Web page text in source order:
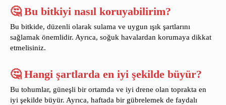
🤔 Bu bitkiyi nasıl koruyabilirim?
Bu bitkide, düzenli olarak sulama ve uygun ışık şartlarını
sağlamak önemlidir. Ayrıca, soğuk havalardan korumaya dikkat
etmelisiniz.
🤔 Hangi şartlarda en iyi şekilde büyür?
Bu tohumlar, güneşli bir ortamda ve iyi drene olan toprakta en
iyi şekilde büyür. Ayrıca, haftada bir gübrelemek de faydalı